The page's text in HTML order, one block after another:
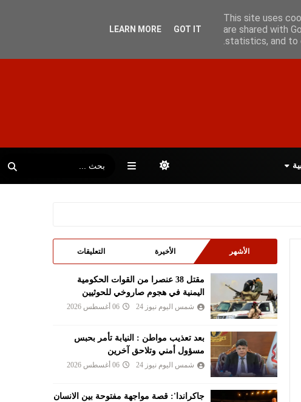
الأشهر الأخيرة التعليقات
مقتل 38 عنصرا من القوات الحكومية
اليمنية في هجوم صاروخي للحوثيين
شمس اليوم نيوز 24 06 أغسطس 2026
بعد تعذيب مواطن : النيابة تأمر بحبس
مسؤول أمني وتلاحق آخرين
شمس اليوم نيوز 24 06 أغسطس 2026
جاكراندا': قصة مواجهة مفتوحة بين الانسان
This site uses
are shared with
statistics, and to
LEARN MORE GOT IT